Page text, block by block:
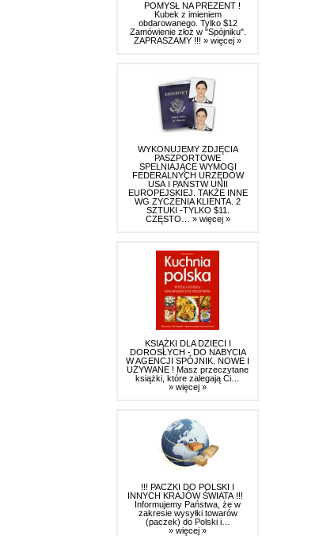
POMYSŁ NA PREZENT !
Kubek z imieniem
obdarowanego. Tylko $12
Zamówienie złoż w "Spójniku".
ZAPRASZAMY !!! » więcej »
WYKONUJEMY ZDJĘCIA
PASZPORTOWE
SPELNIAJĄCE WYMOGI
FEDERALNYCH URZĘDÓW
USA I PAŃSTW UNII
EUROPEJSKIEJ. TAKŻE INNE
WG ZYCZENIA KLIENTA. 2
SZTUKI -TYLKO $11.
CZĘSTO… » więcej »
KSIĄŻKI DLA DZIECI I
DOROSŁYCH - DO NABYCIA
W AGENCJI SPÓJNIK. NOWE I
UŻYWANE ! Masz przeczytane
książki, które zalegają Ci…
» więcej »
!!! PACZKI DO POLSKI I
INNYCH KRAJÓW ŚWIATA !!!
Informujemy Państwa, że w
zakresie wysyłki towarów
(paczek) do Polski i…
» więcej »